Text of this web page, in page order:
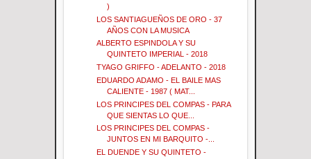
)
LOS SANTIAGUEÑOS DE ORO - 37
AÑOS CON LA MUSICA
ALBERTO ESPINDOLA Y SU
QUINTETO IMPERIAL - 2018
TYAGO GRIFFO - ADELANTO - 2018
EDUARDO ADAMO - EL BAILE MAS
CALIENTE - 1987 ( MAT...
LOS PRINCIPES DEL COMPAS - PARA
QUE SIENTAS LO QUE...
LOS PRINCIPES DEL COMPAS -
JUNTOS EN MI BARQUITO -...
EL DUENDE Y SU QUINTETO -